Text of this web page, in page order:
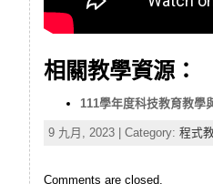
相關教學資源：
111學年度科技教育教學
9 九月, 2023 | Category: 程式
Comments are closed.